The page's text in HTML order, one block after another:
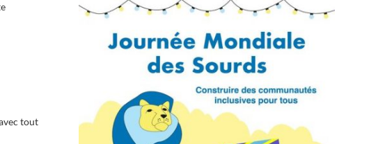
tout